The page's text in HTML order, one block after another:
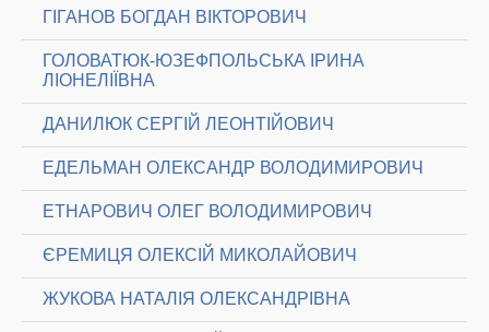
ГІГАНОВ БОГДАН ВІКТОРОВИЧ
ГОЛОВАТЮК-ЮЗЕФПОЛЬСЬКА ІРИНА
ЛІОНЕЛІЇВНА
ДАНИЛЮК СЕРГІЙ ЛЕОНТІЙОВИЧ
ЕДЕЛЬМАН ОЛЕКСАНДР ВОЛОДИМИРОВИЧ
ЕТНАРОВИЧ ОЛЕГ ВОЛОДИМИРОВИЧ
ЄРЕМИЦЯ ОЛЕКСІЙ МИКОЛАЙОВИЧ
ЖУКОВА НАТАЛІЯ ОЛЕКСАНДРІВНА